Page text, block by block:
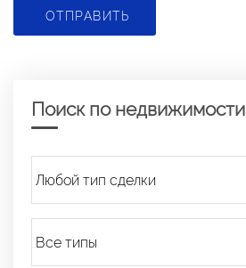
ОТПРАВИТЬ
Поиск по недвижимости